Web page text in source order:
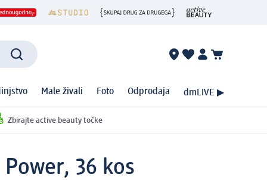
Male živali Foto Odprodaja dmLIVE ▶
Zbirajte active beauty točke
36 kos